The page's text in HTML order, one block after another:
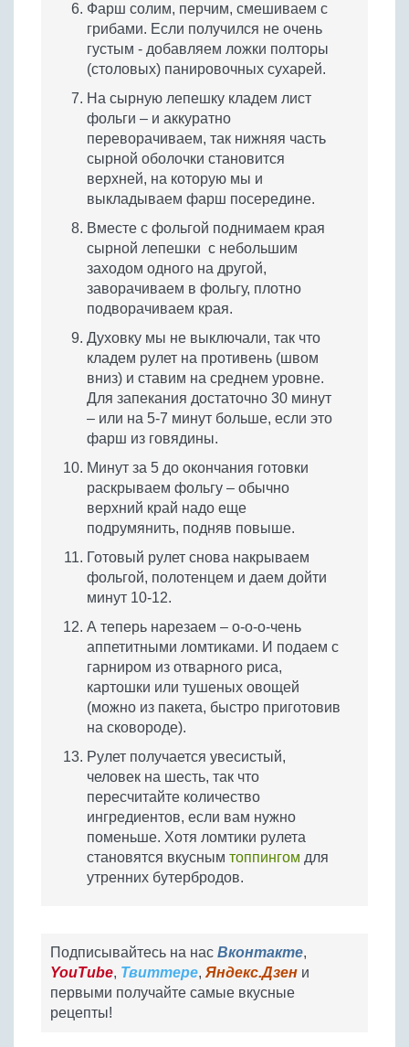
Фарш солим, перчим, смешиваем с
грибами. Если получился не очень
густым - добавляем ложки полторы
(столовых) панировочных сухарей.
На сырную лепешку кладем лист
фольги – и аккуратно
переворачиваем, так нижняя часть
сырной оболочки становится
верхней, на которую мы и
выкладываем фарш посередине.
Вместе с фольгой поднимаем края
сырной лепешки с небольшим
заходом одного на другой,
заворачиваем в фольгу, плотно
подворачиваем края.
Духовку мы не выключали, так что
кладем рулет на противень (швом
вниз) и ставим на среднем уровне.
Для запекания достаточно 30 минут
– или на 5-7 минут больше, если это
фарш из говядины.
Минут за 5 до окончания готовки
раскрываем фольгу – обычно
верхний край надо еще
подрумянить, подняв повыше.
Готовый рулет снова накрываем
фольгой, полотенцем и даем дойти
минут 10-12.
А теперь нарезаем – о-о-о-чень
аппетитными ломтиками. И подаем с
гарниром из отварного риса,
картошки или тушеных овощей
(можно из пакета, быстро приготовив
на сковороде).
Рулет получается увесистый,
человек на шесть, так что
пересчитайте количество
ингредиентов, если вам нужно
поменьше. Хотя ломтики рулета
становятся вкусным топпингом для
утренних бутербродов.
Подписывайтесь на нас Вконтакте,
YouTube, Твиттере, Яндекс.Дзен и
первыми получайте самые вкусные
рецепты!